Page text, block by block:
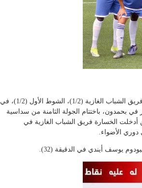
حقق فريق البرج فوزاً جديداً وكان هذه المرة على حساب فريق الشباب الغازية (1/2)، الشوط الأول (1/2)، في
في بحمدون، باختتام الجولة الثامنة من سداسية
رصيده إلى 23 نقطة، في حين أدخلت الخسارة فريق الشباب الغازية في
دوري الأضواء.